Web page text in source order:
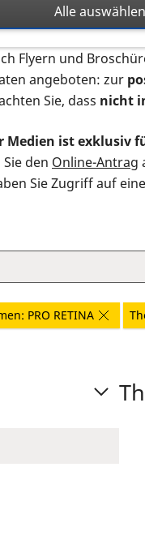
Sie sämtliches
Flyern und
angeboten: zur
Sie, dass nicht
Medien ist exklusiv
den Online-Antrag
Sie Zugriff auf
PRO RETINA
Alle auswählen